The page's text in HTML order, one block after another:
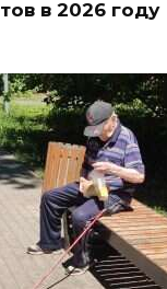
в 2026 году